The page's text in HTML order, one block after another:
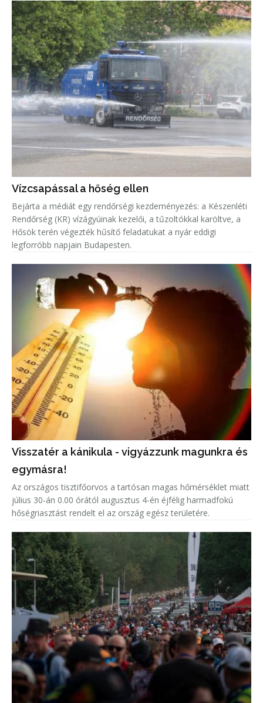
Vízcsapással a hőség ellen
Bejárta a médiát egy rendőrségi kezdeményezés: a Készenléti
Rendőrség (KR) vízágyúinak kezelői, a tűzoltókkal karöltve, a
Hősök terén végezték hűsítő feladatukat a nyár eddigi
legforróbb napjain Budapesten.
Visszatér a kánikula - vigyázzunk magunkra és
egymásra!
Az országos tisztifőorvos a tartósan magas hőmérséklet miatt
július 30-án 0.00 órától augusztus 4-én éjfélig harmadfokú
hőségriasztást rendelt el az ország egész területére.